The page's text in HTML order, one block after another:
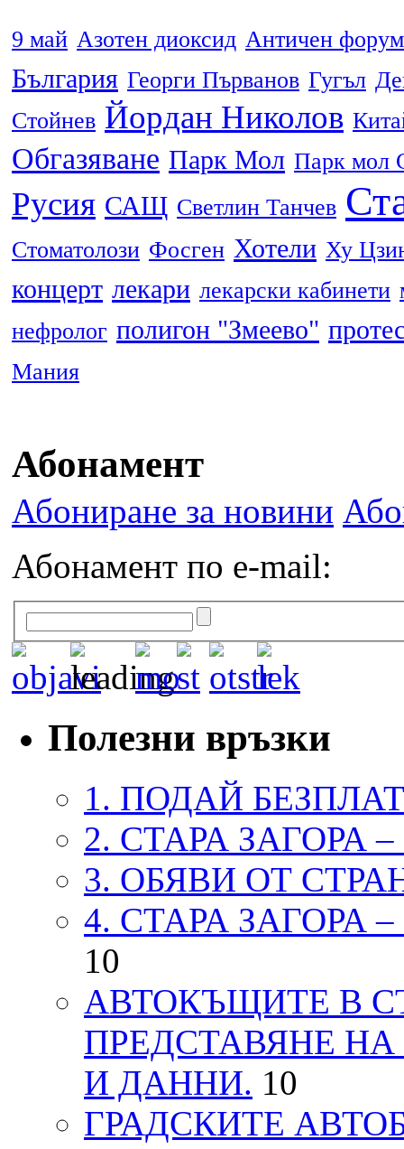
9 май Азотен диоксид Античен форум
България Георги Първанов Гугъл
Стойнев Йордан Николов
Обгазяване Парк Мол Парк мол
Русия САЩ Светлин Танчев
Стоматолози Фосген Хотели Ху
концерт лекари лекарски кабинети
нефролог полигон "Змеево"
Мания
Абонамент
Абониране за новини
Абонамент по e-mail:
Полезни връзки
1. ПОДАЙ
2. СТАРА ЗАГОРА
3. ОБЯВИ ОТ
4. СТАРА ЗАГОРА
10
АВТОКЪЩИТЕ В
ПРЕДСТАВЯНЕ
И ДАННИ. 10
ГРАДСКИТЕ